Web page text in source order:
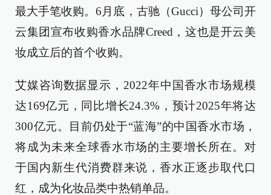
最大手笔收购。6月底，古驰（Gucci）母公司开
云集团宣布收购香水品牌Creed，这也是开云美
妆成立后的首个收购。
艾媒咨询数据显示，2022年中国香水市场规模
达169亿元，同比增长24.3%，预计2025年将达
300亿元。目前仍处于“蓝海”的中国香水市场，
将成为未来全球香水市场的主要增长所在。对
于国内新生代消费群来说，香水正逐步取代口
红，成为化妆品类中热销单品。